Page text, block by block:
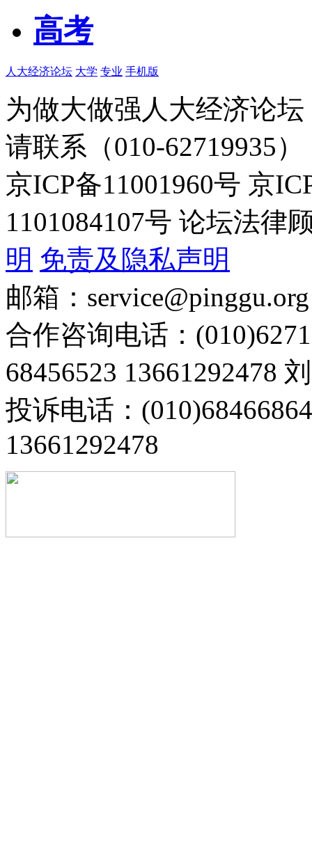
高考
人大经济论坛 大学 专业 手机版
为做大做强人大经济论
请联系（010-62719935）
京ICP备11001960号 京
1101084107号 论坛法律
明 免责及隐私声明
邮箱：service@pinggu.org
合作咨询电话：
68456523 13661292478
投诉电话：
13661292478